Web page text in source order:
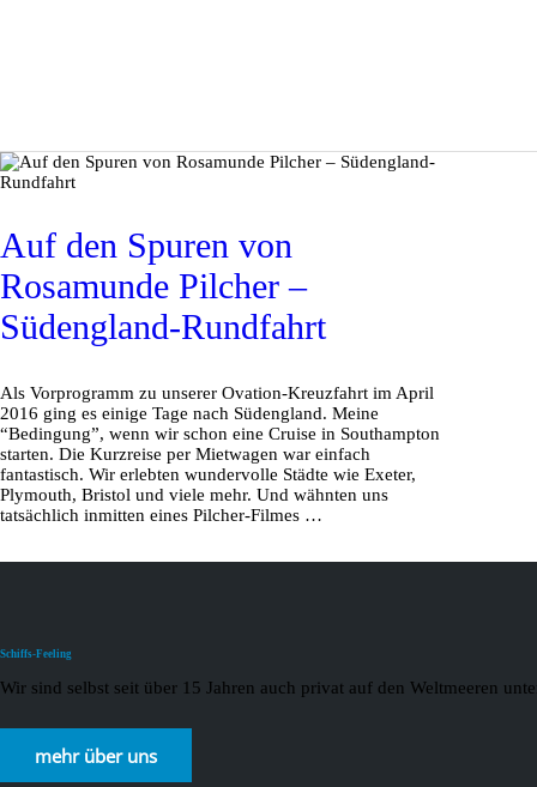
Auf den Spuren von
Rosamunde Pilcher –
Südengland-Rundfahrt
Als Vorprogramm zu unserer Ovation-Kreuzfahrt im April
2016 ging es einige Tage nach Südengland. Meine
“Bedingung”, wenn wir schon eine Cruise in Southampton
starten. Die Kurzreise per Mietwagen war einfach
fantastisch. Wir erlebten wundervolle Städte wie Exeter,
Plymouth, Bristol und viele mehr. Und wähnten uns
tatsächlich inmitten eines Pilcher-Filmes …
Schiffs-Feeling
Wir sind selbst seit über 15 Jahren auch privat auf den Weltmeeren
mehr über uns